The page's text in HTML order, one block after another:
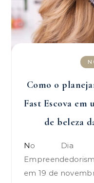
Como o
Fast Escova em
de beleza
No Dia Internacional do
em 19 de